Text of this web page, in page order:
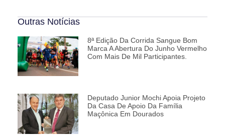
Outras Notícias
8ª Edição Da Corrida Sangue Bom
Marca A Abertura Do Junho Vermelho
Com Mais De Mil Participantes.
Deputado Junior Mochi Apoia Projeto
Da Casa De Apoio Da Família
Maçônica Em Dourados